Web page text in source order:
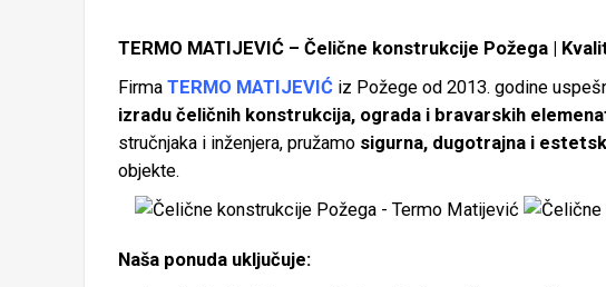
TERMO MATIJEVIĆ – Čelične konstrukcije Požega |
Firma TERMO MATIJEVIĆ iz Požege od 2013. godine
izradu čeličnih konstrukcija, ograda i bravarskih
stručnjaka i inženjera, pružamo sigurna, dugotrajna i
objekte.
Naša ponuda uključuje: